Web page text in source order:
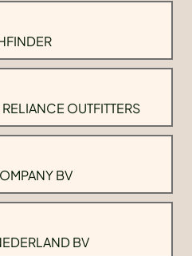
OUTFITTERS
BV
BV